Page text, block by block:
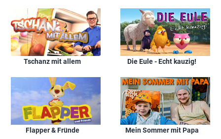
Tschanz mit allem Die Eule - Echt kauzig!
Flapper & Fründe Mein Sommer mit Papa